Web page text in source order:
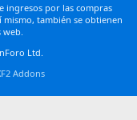
ingresos por las compras
mismo, también se obtienen
Ltd.
Addons